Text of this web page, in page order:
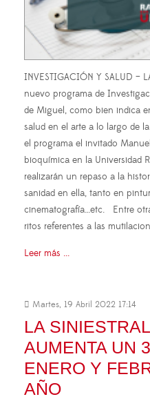
INVESTIGACIÓN Y SALUD –
nuevo programa de
de Miguel, como bien indica
salud en el arte a lo largo de
el programa el invitado
bioquímica en la Universidad
realizarán un repaso a la
sanidad en ella, tanto en
cinematografía…etc. Entre
ritos referentes a las
Leer más ...
Martes, 19 Abril 2022 17:14
LA
AUMENTA UN
ENERO Y
AÑO